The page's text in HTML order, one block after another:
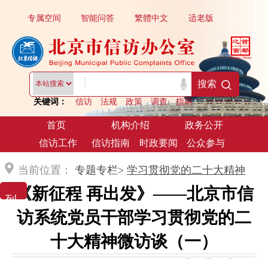
关键词： 信访 法规 政策 调查 指南
搜索
繁體中文
专属空间 适老版
智能问答
首页 机构介绍
政务公开
信访工作
信访指南 时政要闻 公众参与
当前位置： 专题专栏> 学习贯彻党的二十大精神
《新征程 再出发》——北京市信
访系统党员干部学习贯彻党的二
十大精神微访谈（一）